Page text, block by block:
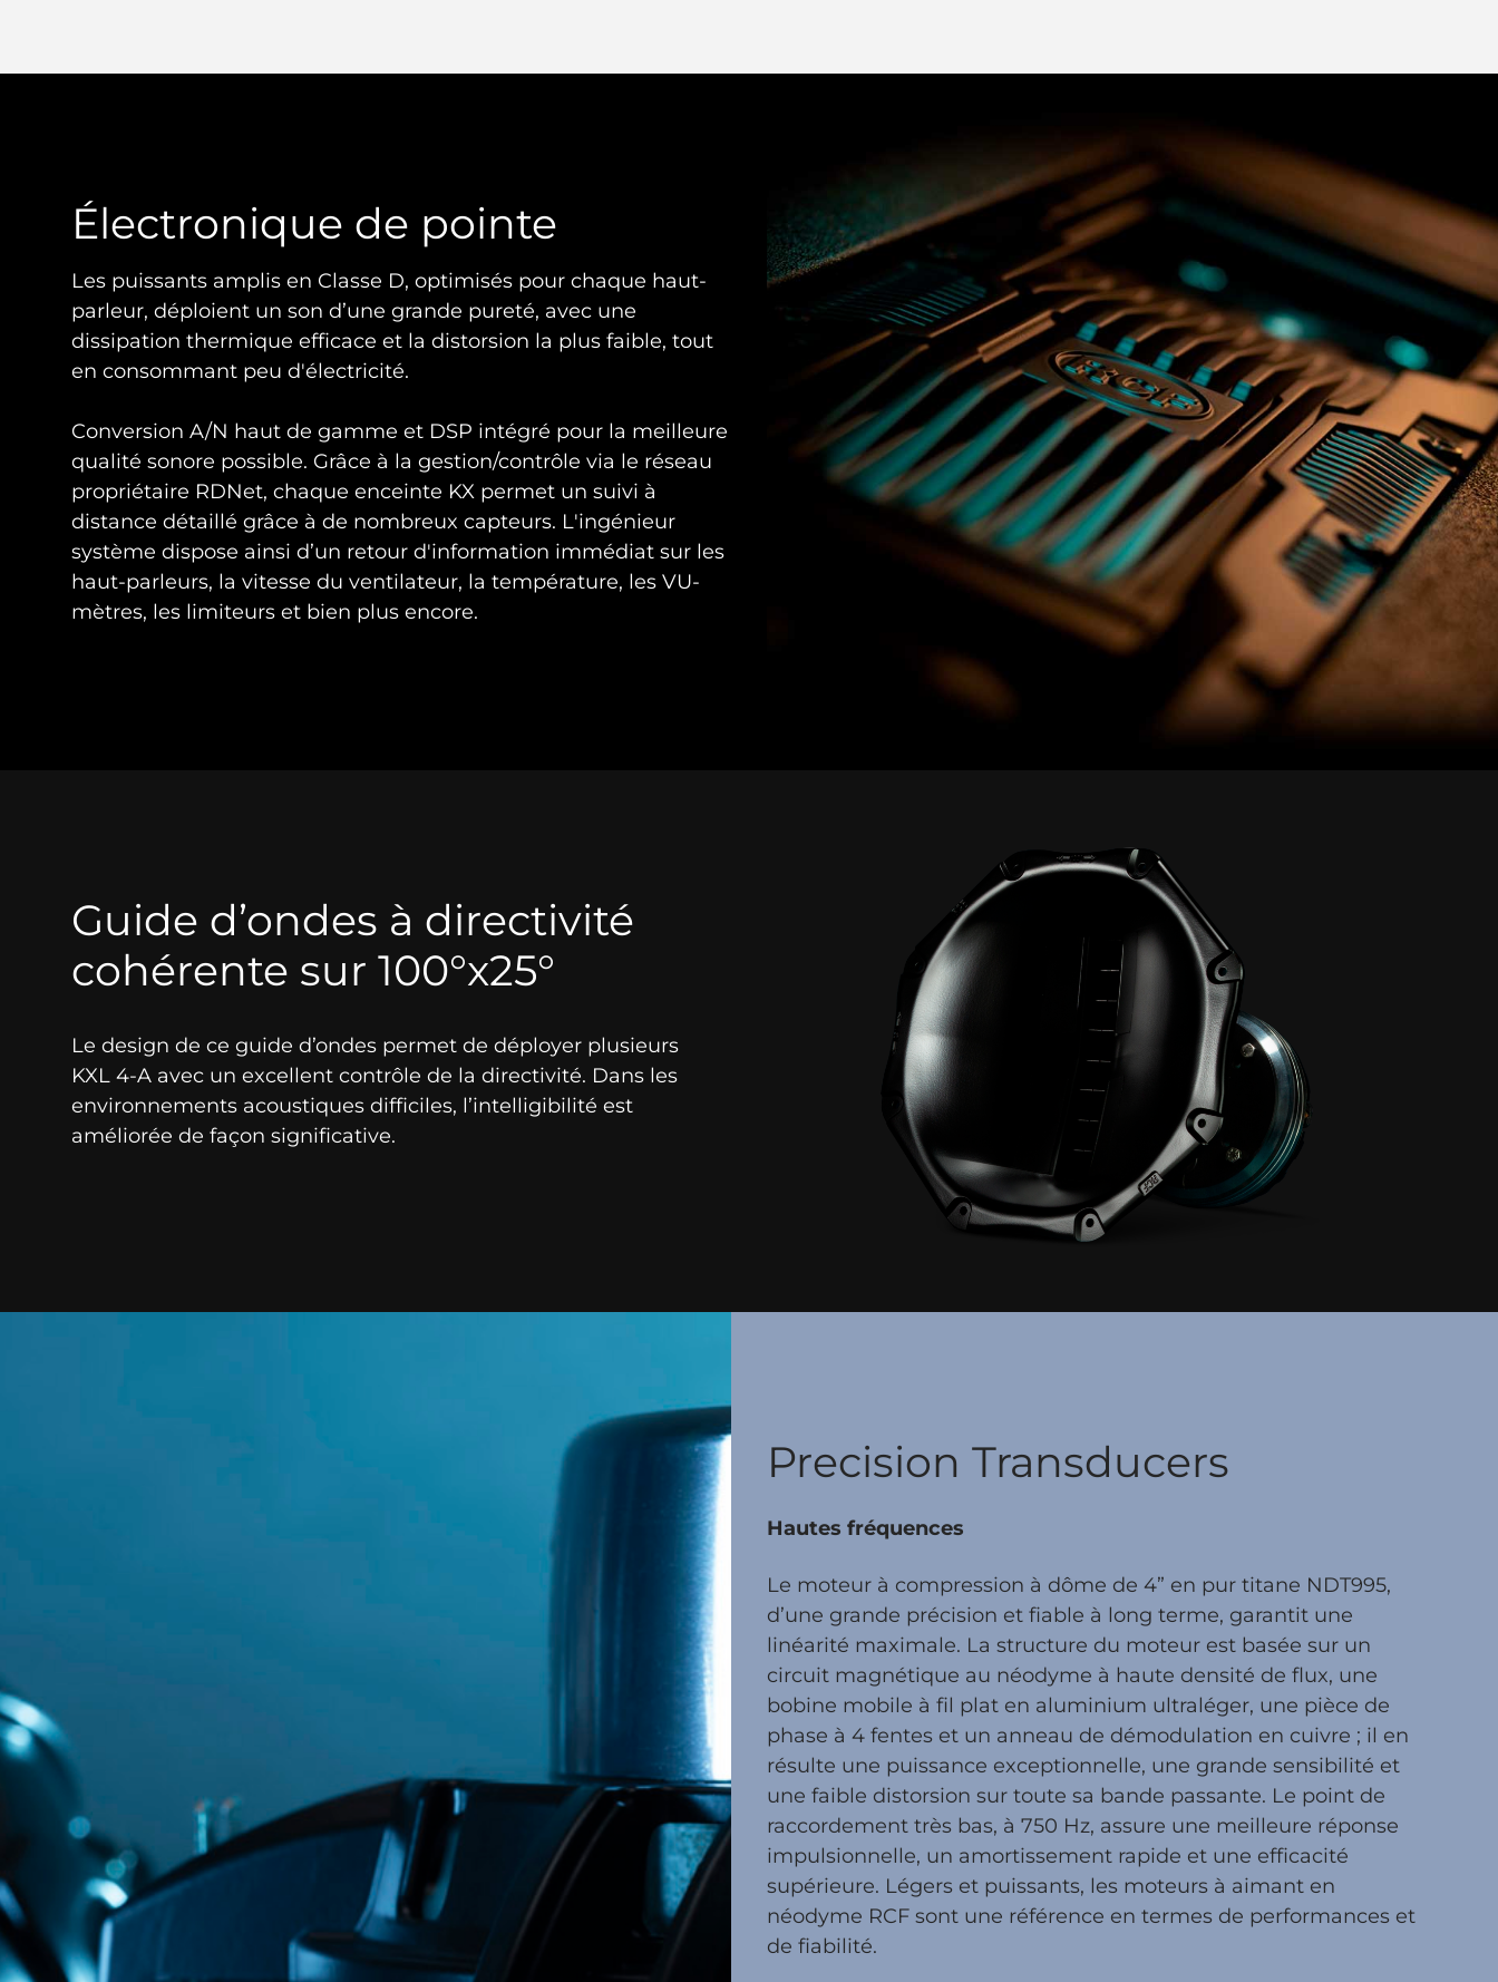
Électronique de pointe
Les puissants amplis en Classe D, optimisés pour chaque haut-
parleur, déploient un son d’une grande pureté, avec une
dissipation thermique efficace et la distorsion la plus faible, tout
en consommant peu d'électricité.
Conversion A/N haut de gamme et DSP intégré pour la meilleure
qualité sonore possible. Grâce à la gestion/contrôle via le réseau
propriétaire RDNet, chaque enceinte KX permet un suivi à
distance détaillé grâce à de nombreux capteurs. L'ingénieur
système dispose ainsi d’un retour d'information immédiat sur les
haut-parleurs, la vitesse du ventilateur, la température, les VU-
mètres, les limiteurs et bien plus encore.
Guide d’ondes à directivité
cohérente sur 100°x25°
Le design de ce guide d’ondes permet de déployer plusieurs
KXL 4-A avec un excellent contrôle de la directivité. Dans les
environnements acoustiques difficiles, l’intelligibilité est
améliorée de façon significative.
Precision Transducers
Hautes fréquences
Le moteur à compression à dôme de 4” en pur titane NDT995,
d’une grande précision et fiable à long terme, garantit une
linéarité maximale. La structure du moteur est basée sur un
circuit magnétique au néodyme à haute densité de flux, une
bobine mobile à fil plat en aluminium ultraléger, une pièce de
phase à 4 fentes et un anneau de démodulation en cuivre ; il en
résulte une puissance exceptionnelle, une grande sensibilité et
une faible distorsion sur toute sa bande passante. Le point de
raccordement très bas, à 750 Hz, assure une meilleure réponse
impulsionnelle, un amortissement rapide et une efficacité
supérieure. Légers et puissants, les moteurs à aimant en
néodyme RCF sont une référence en termes de performances et
de fiabilité.